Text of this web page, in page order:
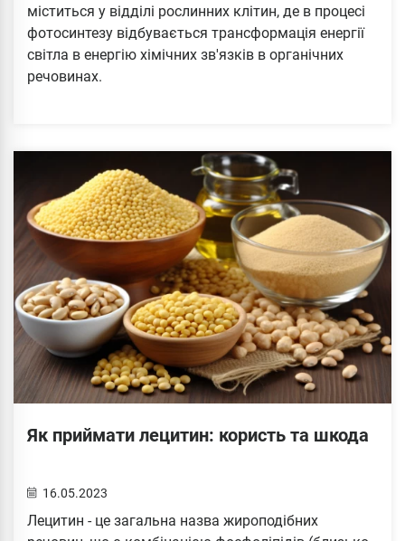
міститься у відділі рослинних клітин, де в процесі
фотосинтезу відбувається трансформація енергії
світла в енергію хімічних зв'язків в органічних
речовинах.
Як приймати лецитин: користь та шкода
16.05.2023
Лецитин - це загальна назва жироподібних